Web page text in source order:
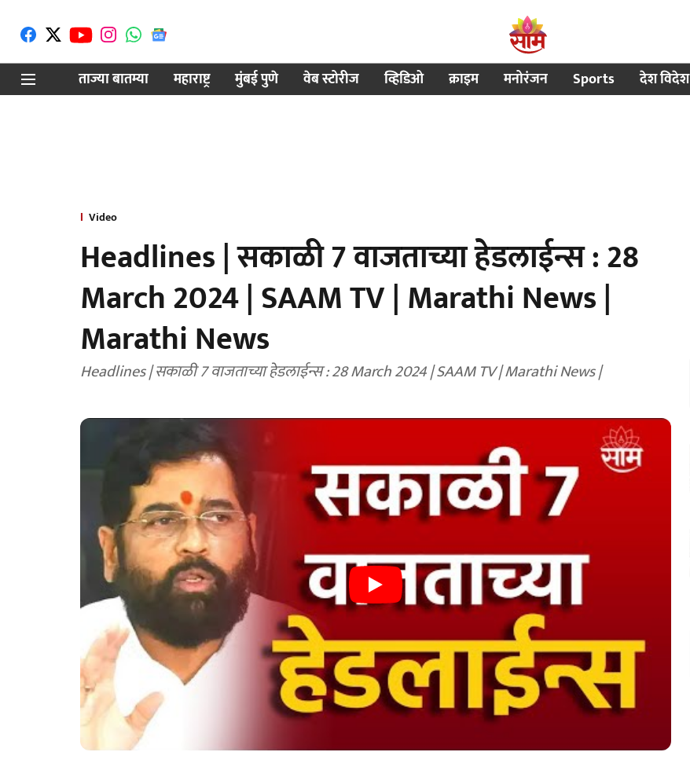
ताज्या बातम्या
महाराष्ट्र मुंबई पुणे वेब स्टोरीज व्हिडिओ क्राइम मनोरंजन Sports देश विदेश
Video
Headlines | सकाळी 7 वाजताच्या हेडलाईन्स : 28
March 2024 | SAAM TV | Marathi News |
Marathi News
Headlines | सकाळी 7 वाजताच्या हेडलाईन्स : 28 March 2024 | SAAM TV | Marathi News |